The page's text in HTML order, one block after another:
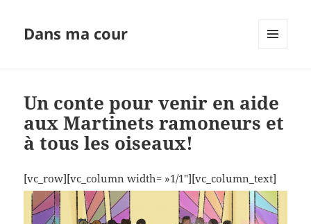
Dans ma cour
Un conte pour venir en aide
aux Martinets ramoneurs et
à tous les oiseaux!
[vc_row][vc_column width= »1/1″][vc_column_text]